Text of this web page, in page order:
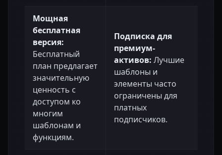
Мощная
бесплатная
версия:
Бесплатный
план предлагает
значительную
ценность с
доступом ко
многим
шаблонам и
функциям.
Подписка для
премиум-
активов: Лучшие
шаблоны и
элементы часто
ограничены для
платных
подписчиков.